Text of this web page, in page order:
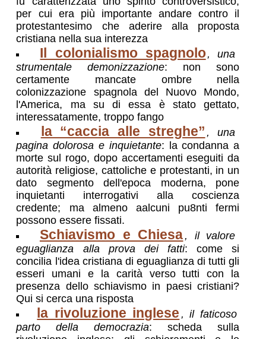
per cui era più importante andare contro il
protestantesimo che aderire alla proposta
cristiana nella sua interezza
Il colonialismo spagnolo, una
strumentale demonizzazione: non sono
certamente mancate ombre nella
colonizzazione spagnola del Nuovo Mondo,
l'America, ma su di essa è stato gettato,
interessatamente, troppo fango
la “caccia alle streghe” , una
pagina dolorosa e inquietante: la condanna a
morte sul rogo, dopo accertamenti eseguiti da
autorità religiose, cattoliche e protestanti, in un
dato segmento dell'epoca moderna, pone
inquietanti interrogativi alla coscienza
credente; ma almeno aalcuni pu8nti fermi
possono essere fissati.
Schiavismo e Chiesa , il valore
eguaglianza alla prova dei fatti: come si
concilia l'idea cristiana di eguaglianza di tutti gli
esseri umani e la carità verso tutti con la
presenza dello schiavismo in paesi cristiani?
Qui si cerca una risposta
la rivoluzione inglese , il faticoso
parto della democrazia: scheda sulla